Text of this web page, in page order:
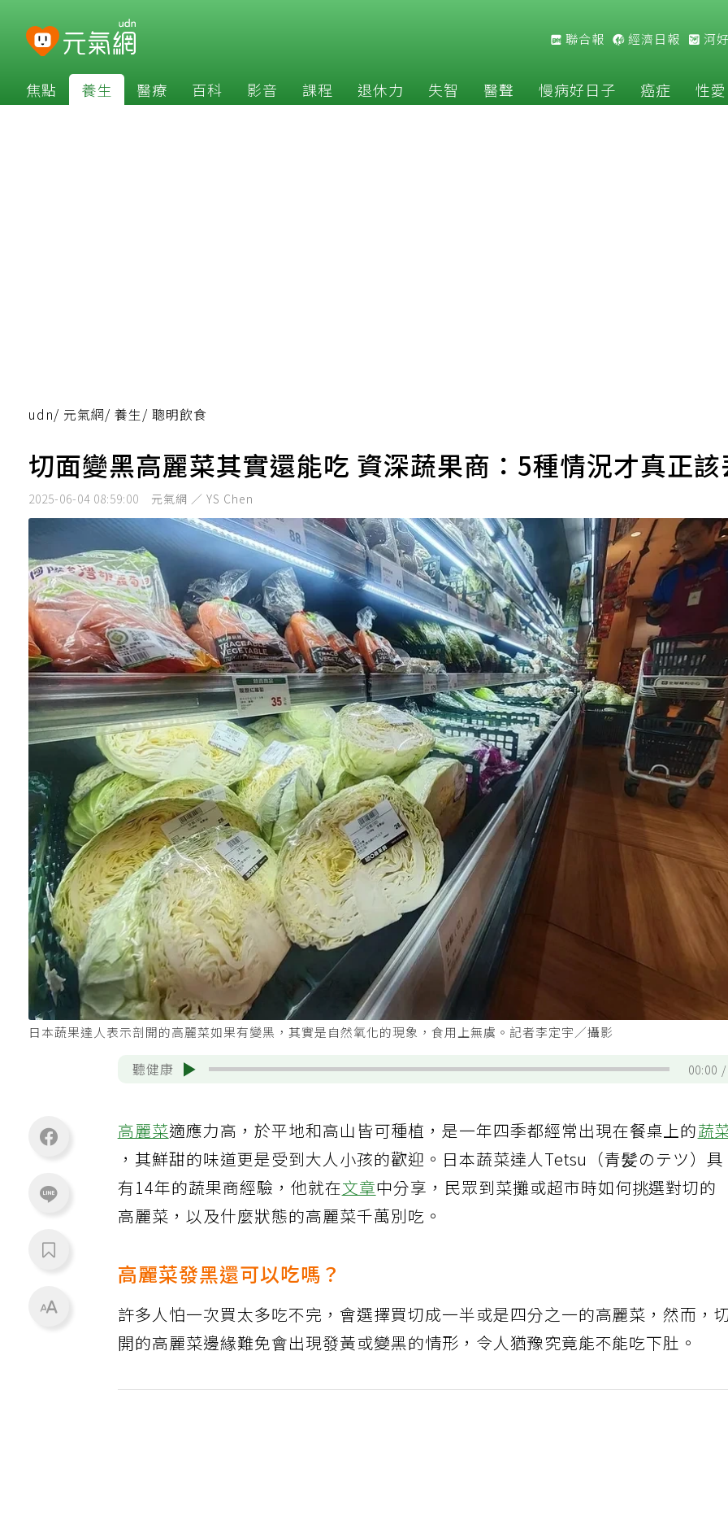
聯合報 經濟日報 河
焦點 養生 醫療 百科 影音 課程 退休力 失智 醫聲 慢病好日子 癌症 性愛
udn/ 元氣網/ 養生/ 聰明飲食
切面變黑高麗菜其實還能吃 資深蔬果商：5種情況才真正
2025-06-04 08:59:00 元氣網 ／ YS Chen
日本蔬果達人表示剖開的高麗菜如果有變黑，其實是自然氧化的現象，食用上無虞。記者李定宇／攝影
聽健康 00:00
高麗菜適應力高，於平地和高山皆可種植，是一年四季都經常出現在餐桌上的蔬
，其鮮甜的味道更是受到大人小孩的歡迎。日本蔬菜達人Tetsu（青髪のテツ）具
有14年的蔬果商經驗，他就在文章中分享，民眾到菜攤或超市時如何挑選對切的
高麗菜，以及什麼狀態的高麗菜千萬別吃。
高麗菜發黑還可以吃嗎？
許多人怕一次買太多吃不完，會選擇買切成一半或是四分之一的高麗菜，然而，
開的高麗菜邊緣難免會出現發黃或變黑的情形，令人猶豫究竟能不能吃下肚。